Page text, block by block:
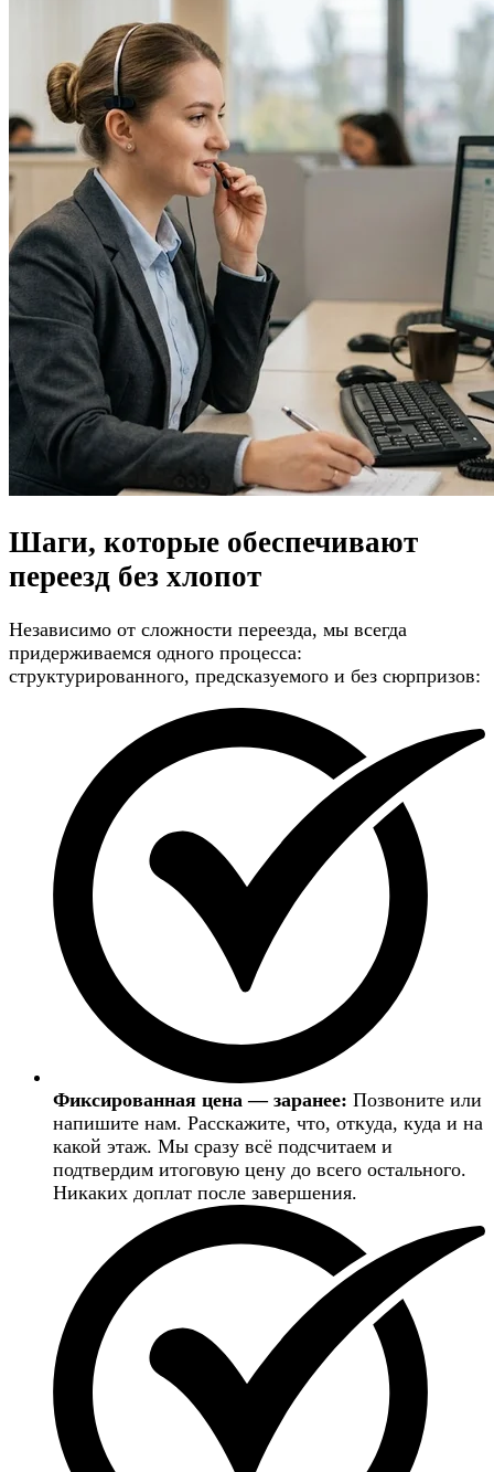
Шаги, которые обеспечивают
переезд без хлопот
Независимо от сложности переезда, мы всегда
придерживаемся одного процесса:
структурированного, предсказуемого и без сюрпризов:
Фиксированная цена — заранее: Позвоните или
напишите нам. Расскажите, что, откуда, куда и на
какой этаж. Мы сразу всё подсчитаем и
подтвердим итоговую цену до всего остального.
Никаких доплат после завершения.